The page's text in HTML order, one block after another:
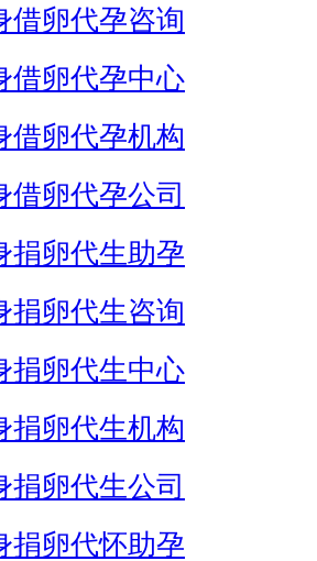
借卵代孕咨询
借卵代孕中心
借卵代孕机构
借卵代孕公司
捐卵代生助孕
捐卵代生咨询
捐卵代生中心
捐卵代生机构
捐卵代生公司
捐卵代怀助孕